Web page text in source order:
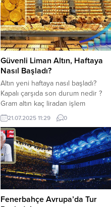
üretim süreçlerini ve uygunluklarını
kontrol etti. Nilüfer Belediyesi,
halkın sağlıklı gıdaya erişimi
konusundaki hassas çalışmalarını
aralıksız sürdürüyor. Yaklaşan
Ramazan Bayramı ile birlikte talebi
artan tatlı üretimine odaklanan
Nilüfer Belediyesi denetim...
Güvenli Liman Altın, Haftaya
Nasıl Başladı?
Altın yeni haftaya nasıl başladı?
Kapalı çarşıda son durum nedir ?
Gram altın kaç liradan işlem
görüyor? Ons altın kaç dolar?
Uluslararası piyasalardaki risklerin
artmasıyla birlikte yatırımcılar
güvenli liman olan altına yatırım
yapmaya başladı. Güvenli liman
olarak görülen altın yükselişini
sürdürüyor. Gram altın yükselişini
sürdürüyor. Gram altın bugün saat
11.25...
21.07.2025 11:29 0
Fenerbahçe Avrupa’da Tur